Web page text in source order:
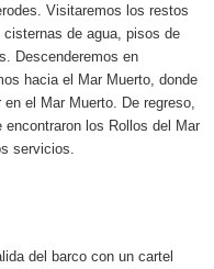
Visitaremos los restos
de agua, pisos de
Descenderemos en
hacia el Mar Muerto, donde
el Mar Muerto. De regreso,
los Rollos del Mar
servicios.
del barco con un cartel